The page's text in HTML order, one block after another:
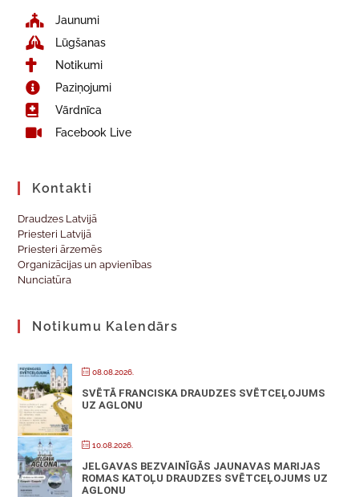
Jaunumi
Lūgšanas
Notikumi
Paziņojumi
Vārdnīca
Facebook Live
Kontakti
Draudzes Latvijā
Priesteri Latvijā
Priesteri ārzemēs
Organizācijas un apvienības
Nunciatūra
Notikumu Kalendārs
08.08.2026.
SVĒTĀ FRANCISKA DRAUDZES SVĒTCEĻOJUMS
UZ AGLONU
10.08.2026.
JELGAVAS BEZVAINĪGĀS JAUNAVAS MARIJAS
ROMAS KATOĻU DRAUDZES SVĒTCEĻOJUMS UZ
AGLONU